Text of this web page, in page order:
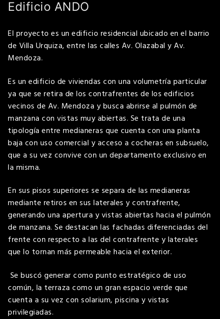
Edificio ANDO
El proyecto es un edificio residencial ubicado en el barrio
de Villa Urquiza, entre las calles Av. Olazabal y Av.
Mendoza.
Es un edificio de viviendas con una volumetría particular
ya que se retira de los contrafrentes de los edificios
vecinos de Av. Mendoza y busca abrirse al pulmón de
manzana con vistas muyabiertas. Se trata de una
tipología entre medianeras que cuenta con una planta
baja con uso comercial y acceso a cocheras en subsuelo,
que a su vez convive con un departamento exclusivo en
la misma.
En sus pisos superiores se separa de las medianeras
mediante retiros en sus laterales y contrafrente,
generando una apertura y vistas abiertas hacia el pulmón
de manzana. Se destacan las fachadas diferenciadas del
frente con respecto a las del contrafrente y laterales
que lo tornan más permeable hacia el exterior.
Se buscó generar como punto estratégico de uso
común, la terraza como un gran espacio verde que
cuenta a su vez con solarium, piscina y vistas
privilegiadas.